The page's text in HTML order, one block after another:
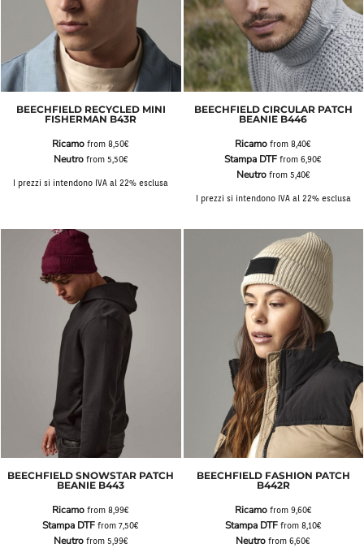
BEECHFIELD RECYCLED MINI
FISHERMAN B43R
Ricamo from8,50€
Neutrofrom 5,50€
I prezzi si intendono IVA al 22% esclusa
BEECHFIELD CIRCULAR PATCH
BEANIE B446
Ricamo from8,40€
Stampa DTF from6,90€
Neutrofrom 5,40€
I prezzi si intendono IVA al 22% esclusa
BEECHFIELD SNOWSTAR PATCH
BEANIE B443
Ricamo from8,99€
Stampa DTF from7,50€
Neutrofrom 5,99€
BEECHFIELD FASHION PATCH
B442R
Ricamofrom 9,60€
Stampa DTFfrom 8,10€
Neutro from6,60€